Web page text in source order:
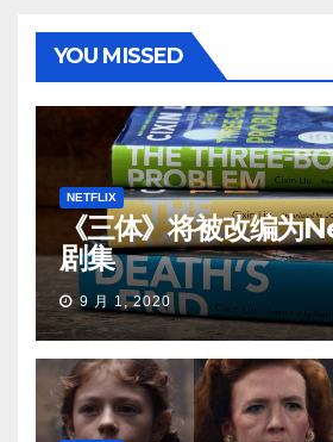
YOU MISSED
NETFLIX
《三体》将被改编为
剧集
9 月 1, 2020